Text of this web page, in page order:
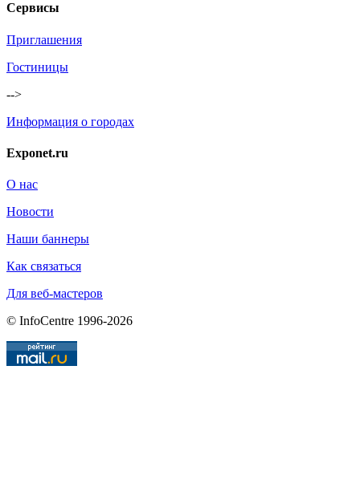
Сервисы
Приглашения
Гостиницы
-->
Информация о городах
Exponet.ru
О нас
Новости
Наши баннеры
Как связаться
Для веб-мастеров
© InfoCentre 1996-2026